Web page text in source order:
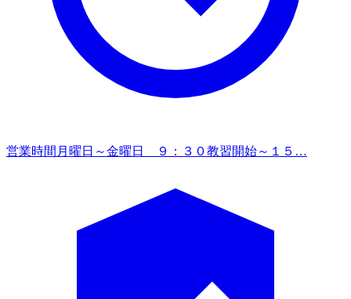
営業時間 月曜日～金曜日 ９：３０教習開始～１５…